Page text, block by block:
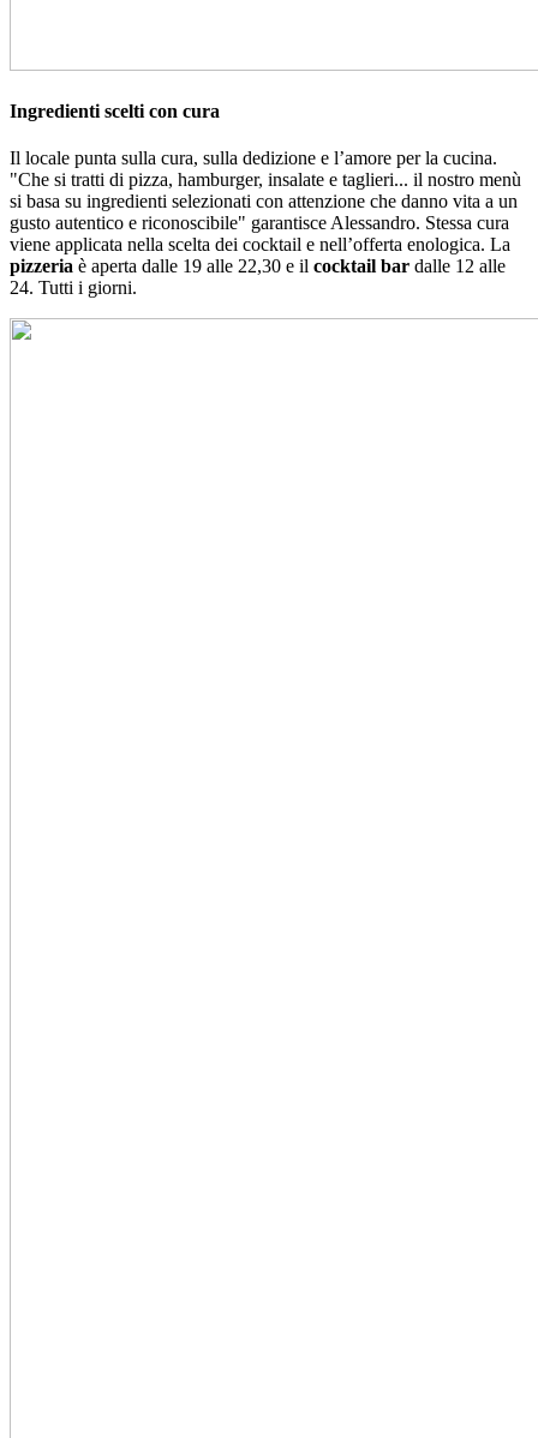
Ingredienti scelti con cura
Il locale punta sulla cura, sulla dedizione e l’amore per la cucina.
"Che si tratti di pizza, hamburger, insalate e taglieri... il nostro menù
si basa su ingredienti selezionati con attenzione che danno vita a un
gusto autentico e riconoscibile" garantisce Alessandro. Stessa cura
viene applicata nella scelta dei cocktail e nell’offerta enologica. La
pizzeria è aperta dalle 19 alle 22,30 e il cocktail bar dalle 12 alle
24. Tutti i giorni.